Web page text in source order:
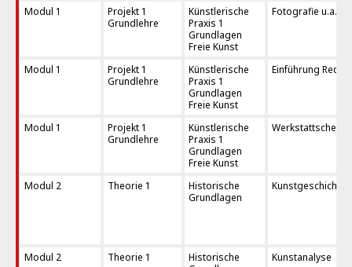
Modul 1
Projekt 1
Grundlehre
Künstlerische
Praxis 1
Grundlagen
Freie Kunst
Fotografie u.a.
Modul 1
Projekt 1
Grundlehre
Künstlerische
Praxis 1
Grundlagen
Freie Kunst
Einführung
Modul 1
Projekt 1
Grundlehre
Künstlerische
Praxis 1
Grundlagen
Freie Kunst
Werkstattscheine
Modul 2 Theorie 1
Historische
Grundlagen
Kunstgeschichte
Modul 2 Theorie 1
Historische
Kunstanalyse